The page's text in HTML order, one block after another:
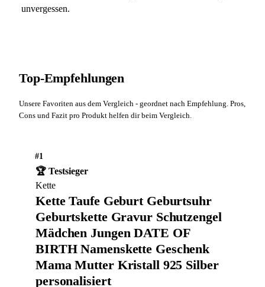
unvergessen.
Top-Empfehlungen
Unsere Favoriten aus dem Vergleich - geordnet nach Empfehlung. Pros,
Cons und Fazit pro Produkt helfen dir beim Vergleich.
#1
🏆 Testsieger
Kette
Kette Taufe Geburt Geburtsuhr
Geburtskette Gravur Schutzengel
Mädchen Jungen DATE OF
BIRTH Namenskette Geschenk
Mama Mutter Kristall 925 Silber
personalisiert